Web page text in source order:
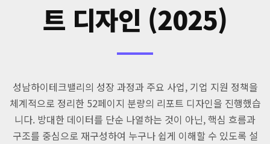
트 디자인 (2025)
성남하이테크밸리의 성장 과정과 주요 사업, 기업 지원 정책을
체계적으로 정리한 52페이지 분량의 리포트 디자인을 진행했습
니다. 방대한 데이터를 단순 나열하는 것이 아닌, 핵심 흐름과
구조를 중심으로 재구성하여 누구나 쉽게 이해할 수 있도록 설